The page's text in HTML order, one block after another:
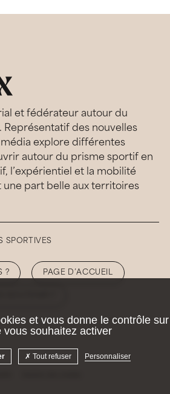
et fédérateur autour du
Représentatif des nouvelles
explore différentes
autour du prisme sportif en
l’expérientiel et la mobilité
une part belle aux territoires
SPORTIVES
? PAGE D’ACCUEIL
et vous donne le contrôle sur
vous souhaitez activer
Tout refuser Personnaliser